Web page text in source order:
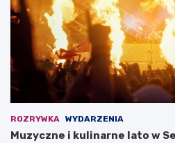
ROZRYWKA WYDARZENIA
Muzyczne i kulinarne lato w